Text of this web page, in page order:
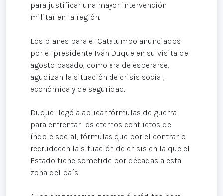
para justificar una mayor intervención
militar en la región.
Los planes para el Catatumbo anunciados
por el presidente Iván Duque en su visita de
agosto pasado, como era de esperarse,
agudizan la situación de crisis social,
económica y de seguridad.
Duque llegó a aplicar fórmulas de guerra
para enfrentar los eternos conflictos de
índole social, fórmulas que por el contrario
recrudecen la situación de crisis en la que el
Estado tiene sometido por décadas a esta
zona del país.